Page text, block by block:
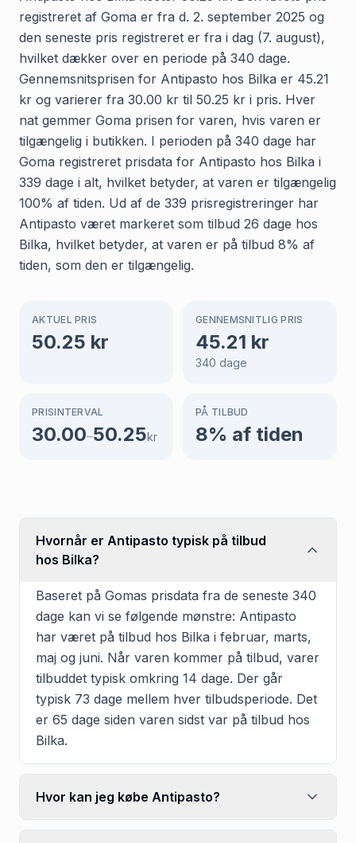
registreret af Goma er fra d. 2. september 2025 og
den seneste pris registreret er fra i dag (7. august),
hvilket dækker over en periode på 340 dage.
Gennemsnitsprisen for Antipasto hos Bilka er 45.21
kr og varierer fra 30.00 kr til 50.25 kr i pris. Hver
nat gemmer Goma prisen for varen, hvis varen er
tilgængelig i butikken. I perioden på 340 dage har
Goma registreret prisdata for Antipasto hos Bilka i
339 dage i alt, hvilket betyder, at varen er tilgængelig
100% af tiden. Ud af de 339 prisregistreringer har
Antipasto været markeret som tilbud 26 dage hos
Bilka, hvilket betyder, at varen er på tilbud 8% af
tiden, som den er tilgængelig.
AKTUEL PRIS
50.25 kr
GENNEMSNITLIG PRIS
45.21 kr
340 dage
PRISINTERVAL
30.00–50.25kr
PÅ TILBUD
8% af tiden
Hvornår er Antipasto typisk på tilbud
hos Bilka?
Baseret på Gomas prisdata fra de seneste 340
dage kan vi se følgende mønstre: Antipasto
har været på tilbud hos Bilka i februar, marts,
maj og juni. Når varen kommer på tilbud, varer
tilbuddet typisk omkring 14 dage. Der går
typisk 73 dage mellem hver tilbudsperiode. Det
er 65 dage siden varen sidst var på tilbud hos
Bilka.
Hvor kan jeg købe Antipasto?